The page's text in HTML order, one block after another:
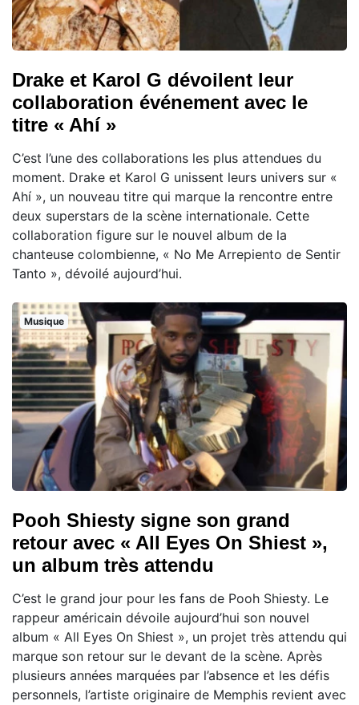
Drake et Karol G dévoilent leur
collaboration événement avec le
titre « Ahí »
C’est l’une des collaborations les plus attendues du
moment. Drake et Karol G unissent leurs univers sur «
Ahí », un nouveau titre qui marque la rencontre entre
deux superstars de la scène internationale. Cette
collaboration figure sur le nouvel album de la
chanteuse colombienne, « No Me Arrepiento de Sentir
Tanto », dévoilé aujourd’hui.
Musique
Pooh Shiesty signe son grand
retour avec « All Eyes On Shiest »,
un album très attendu
C’est le grand jour pour les fans de Pooh Shiesty. Le
rappeur américain dévoile aujourd’hui son nouvel
album « All Eyes On Shiest », un projet très attendu qui
marque son retour sur le devant de la scène. Après
plusieurs années marquées par l’absence et les défis
personnels, l’artiste originaire de Memphis revient avec